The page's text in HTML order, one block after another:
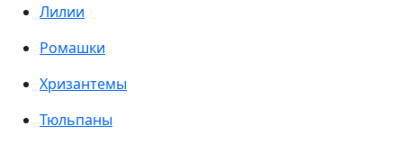
Лилии
Ромашки
Хризантемы
Тюльпаны